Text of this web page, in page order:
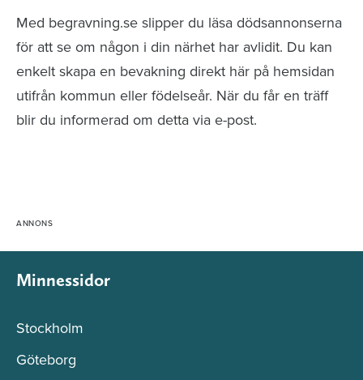
Med begravning.se slipper du läsa dödsannonserna
för att se om någon i din närhet har avlidit. Du kan
enkelt skapa en bevakning direkt här på hemsidan
utifrån kommun eller födelseår. När du får en träff
blir du informerad om detta via e-post.
Minnessidor
Stockholm
Göteborg